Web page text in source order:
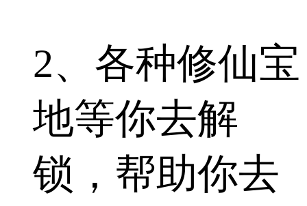
2、各种修仙宝
地等你去解
锁，帮助你去